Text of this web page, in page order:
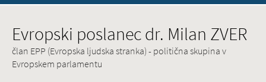
Evropski poslanec dr. Milan ZVER
član EPP (Evropska ljudska stranka) - politična skupina v
Evropskem parlamentu